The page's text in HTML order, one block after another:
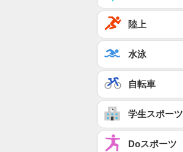
陸上
水泳
自転車
学生スポーツ
Doスポーツ